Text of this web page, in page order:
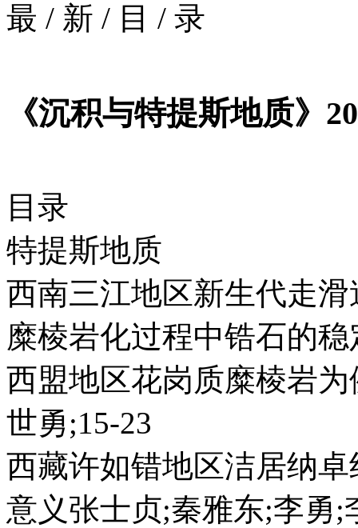
最 / 新 / 目 / 录
《沉积与特提斯地质》
目录
特提斯地质
西南三江地区新生代走
糜棱岩化过程中锆石的
西盟地区花岗质糜棱岩
世勇;15-23
西藏许如错地区洁居纳
意义张士贞;秦雅东;李勇;